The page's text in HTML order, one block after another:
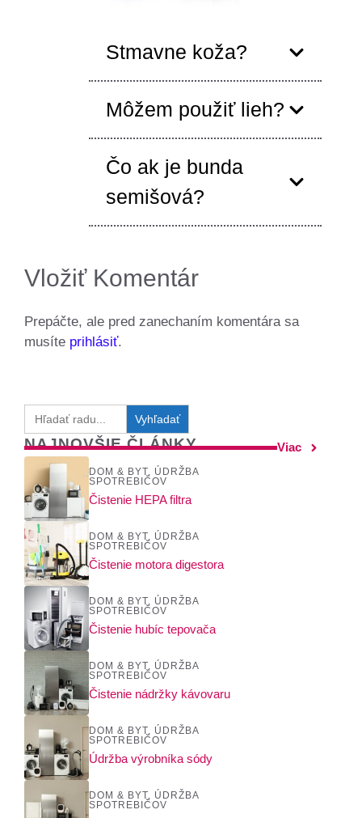
Stmavne koža?
Môžem použiť lieh?
Čo ak je bunda
semišová?
Vložiť Komentár
Prepáčte, ale pred zanechaním komentára sa
musíte prihlásiť.
for:
NAJNOVŠIE ČLÁNKY Viac
DOM & BYT, ÚDRŽBA
SPOTREBIČOV
Čistenie HEPA filtra
DOM & BYT, ÚDRŽBA
SPOTREBIČOV
Čistenie motora digestora
DOM & BYT, ÚDRŽBA
SPOTREBIČOV
Čistenie hubíc tepovača
DOM & BYT, ÚDRŽBA
SPOTREBIČOV
Čistenie nádržky kávovaru
DOM & BYT, ÚDRŽBA
SPOTREBIČOV
Údržba výrobníka sódy
DOM & BYT, ÚDRŽBA
SPOTREBIČOV